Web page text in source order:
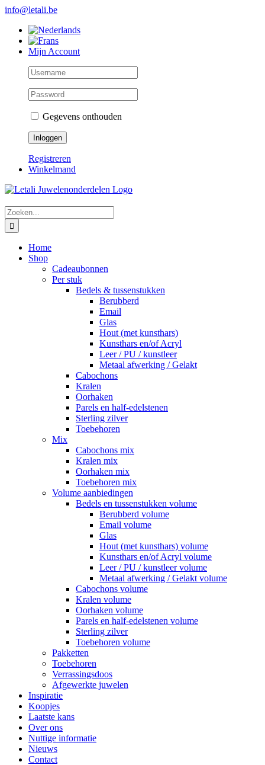
Skip
content
info@letali.be
Mijn Account
Gegevens onthouden
Registreren
Winkelmand
Zoeken
naar:
Home
Shop
Cadeaubonnen
Per stuk
Bedels & tussenstukken
Berubberd
Email
Glas
Hout (met kunsthars)
Kunsthars en/of Acryl
Leer / PU / kunstleer
Metaal afwerking / Gelakt
Cabochons
Kralen
Oorhaken
Parels en half-edelstenen
Sterling zilver
Toebehoren
Mix
Cabochons mix
Kralen mix
Oorhaken mix
Toebehoren mix
Volume aanbiedingen
Bedels en tussenstukken volume
Berubberd volume
Email volume
Glas
Hout (met kunsthars) volume
Kunsthars en/of Acryl volume
Leer / PU / kunstleer volume
Metaal afwerking / Gelakt volume
Cabochons volume
Kralen volume
Oorhaken volume
Parels en half-edelstenen volume
Sterling zilver
Toebehoren volume
Pakketten
Toebehoren
Verrassingsdoos
Afgewerkte juwelen
Inspiratie
Koopjes
Laatste kans
Over ons
Nuttige informatie
Nieuws
Contact